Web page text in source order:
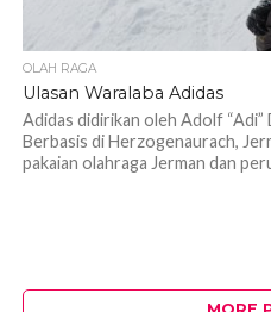
OLAH RAGA
Ulasan Waralaba Adidas
Adidas didirikan oleh Adolf “Adi”
Berbasis di Herzogenaurach,
pakaian olahraga Jerman dan